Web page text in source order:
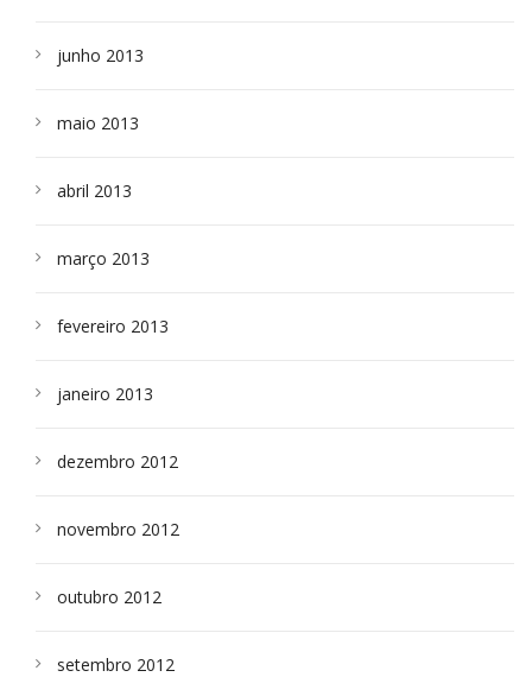
junho 2013
maio 2013
abril 2013
março 2013
fevereiro 2013
janeiro 2013
dezembro 2012
novembro 2012
outubro 2012
setembro 2012